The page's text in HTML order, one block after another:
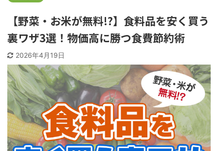
【野菜・お米が無料!?】食料品を安く買う
裏ワザ3選！物価高に勝つ食費節約術
2026年4月19日